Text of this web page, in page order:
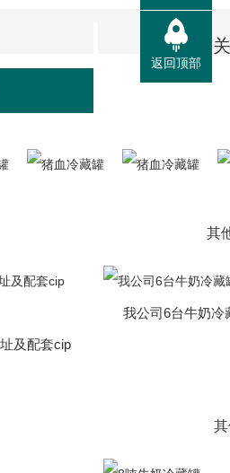
相
其
及配套cip
我公司6台牛奶冷
其
返回顶部